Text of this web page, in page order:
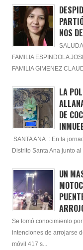
NOS
FAMILIA ESPINDOLA
FAMILIA GIMENEZ
LA
DE
SANTA ANA : En la
Distrito Santa Ana junto
UN
Se tomó conocimiento
intenciones de arrojarse
móvil 417 s...